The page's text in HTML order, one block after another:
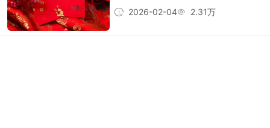
2026-02-04
2.31万